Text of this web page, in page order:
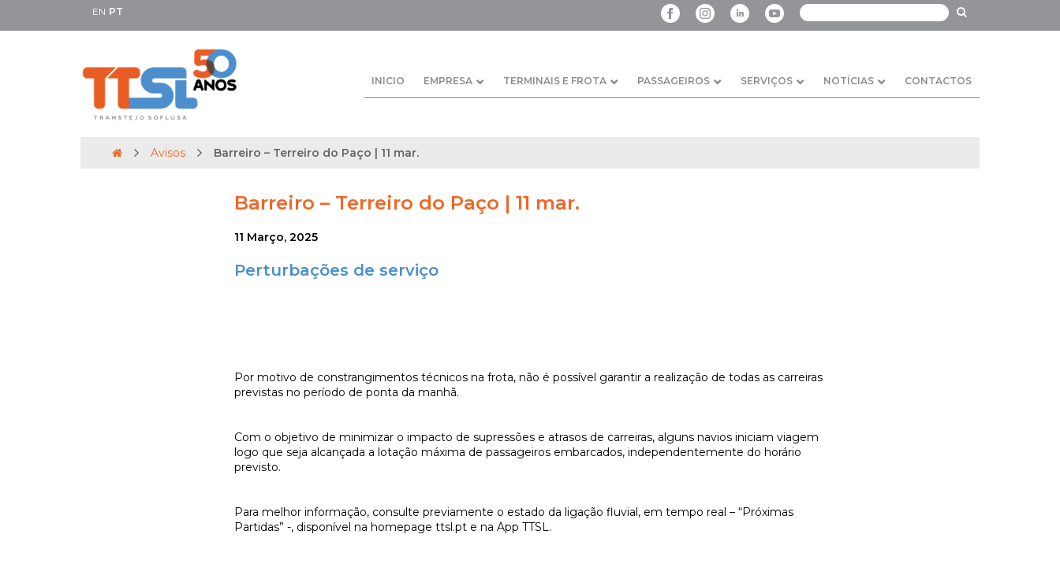
EN PT
INICIO EMPRESA TERMINAIS E FROTA PASSAGEIROS SERVIÇOS NOTÍCIAS CONTACTOS
Avisos Barreiro – Terreiro do Paço | 11 mar.
Barreiro – Terreiro do Paço | 11 mar.
11 Março, 2025
Perturbações de serviço
Por motivo de constrangimentos técnicos na frota, não é possível garantir a realização de todas as carreiras
previstas no período de ponta da manhã.
Com o objetivo de minimizar o impacto de supressões e atrasos de carreiras, alguns navios iniciam viagem
logo que seja alcançada a lotação máxima de passageiros embarcados, independentemente do horário
previsto.
Para melhor informação, consulte previamente o estado da ligação fluvial, em tempo real – “Próximas
Partidas” -, disponível na homepage ttsl.pt e na App TTSL.